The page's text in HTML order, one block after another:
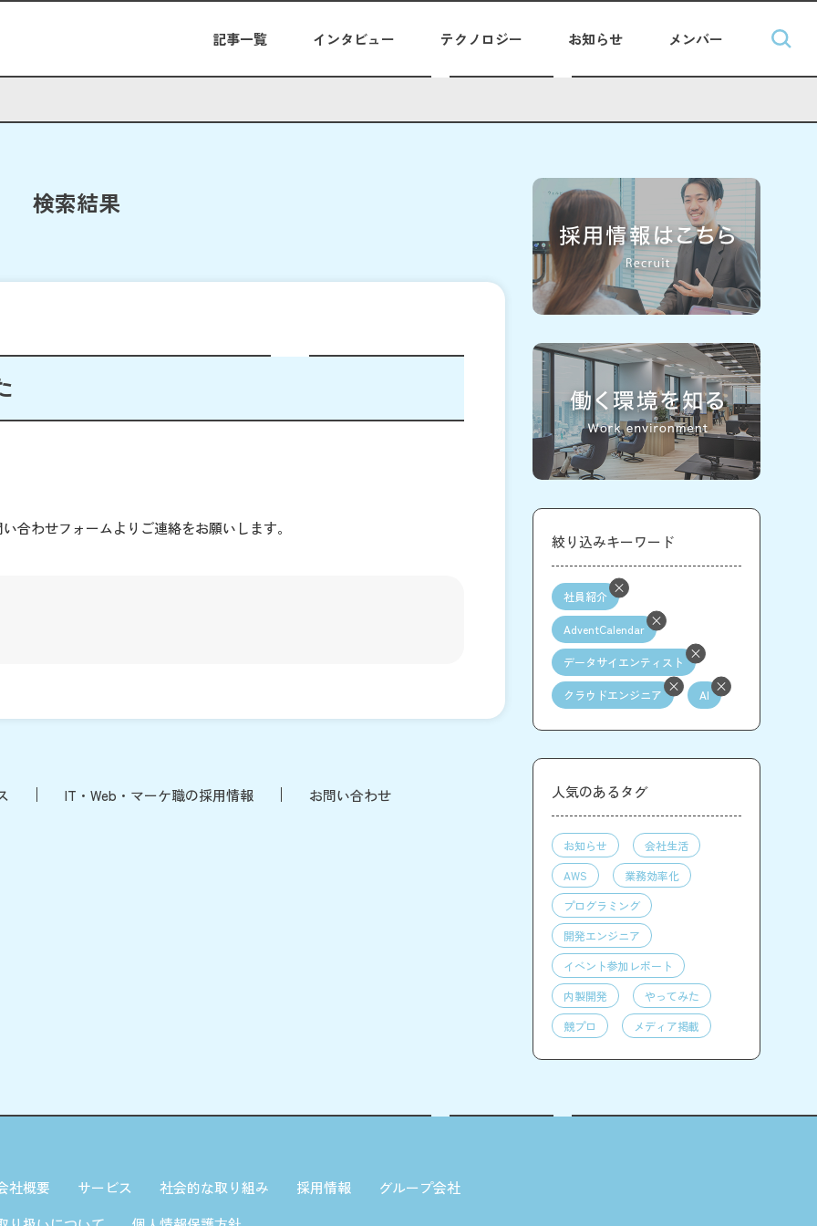
記事一覧 インタビュー テクノロジー お知らせ メンバー
検索結果
合わせフォームよりご連絡をお願いします。
IT・Web・マーケ職の採用情報 お問い合わせ
絞り込みキーワード
社員紹介
AdventCalendar
データサイエンティスト
クラウドエンジニア AI
人気のあるタグ
お知らせ
会社生活
AWS
業務効率化
プログラミング
開発エンジニア
イベント参加レポート
内製開発
やってみた
競プロ
メディア掲載
社概要 サービス 社会的な取り組み 採用情報
グループ会社